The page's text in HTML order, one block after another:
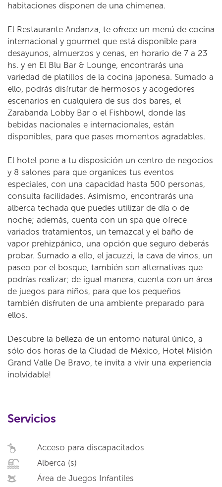
habitaciones disponen de una chimenea.
El Restaurante Andanza, te ofrece un menú de cocina
internacional y gourmet que está disponible para
desayunos, almuerzos y cenas, en horario de 7 a 23
hs. y en El Blu Bar & Lounge, encontrarás una
variedad de platillos de la cocina japonesa. Sumado a
ello, podrás disfrutar de hermosos y acogedores
escenarios en cualquiera de sus dos bares, el
Zarabanda Lobby Bar o el Fishbowl, donde las
bebidas nacionales e internacionales, están
disponibles, para que pases momentos agradables.
El hotel pone a tu disposición un centro de negocios
y 8 salones para que organices tus eventos
especiales, con una capacidad hasta 500 personas,
consulta facilidades. Asimismo, encontrarás una
alberca techada que puedes utilizar de día o de
noche; además, cuenta con un spa que ofrece
variados tratamientos, un temazcal y el baño de
vapor prehizpánico, una opción que seguro deberás
probar. Sumado a ello, el jacuzzi, la cava de vinos, un
paseo por el bosque, también son alternativas que
podrías realizar; de igual manera, cuenta con un área
de juegos para niños, para que los pequeños
también disfruten de una ambiente preparado para
ellos.
Descubre la belleza de un entorno natural único, a
sólo dos horas de la Ciudad de México, Hotel Misión
Grand Valle De Bravo, te invita a vivir una experiencia
inolvidable!
Servicios
Acceso para discapacitados
Alberca (s)
Área de Juegos Infantiles